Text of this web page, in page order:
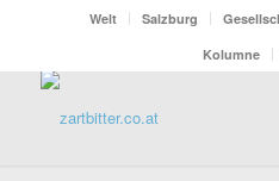
Welt Salzburg
Kolumne